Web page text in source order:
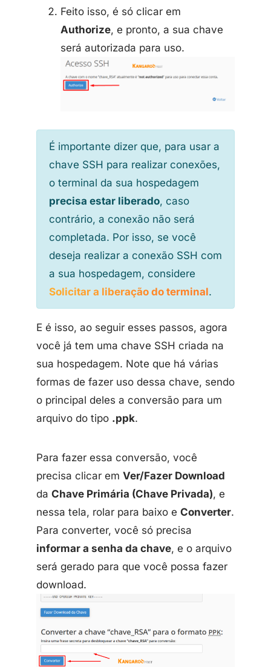
Feito isso, é só clicar em
Authorize, e pronto, a sua chave
será autorizada para uso.
É importante dizer que, para usar a
chave SSH para realizar conexões,
o terminal da sua hospedagem
precisa estar liberado, caso
contrário, a conexão não será
completada. Por isso, se você
deseja realizar a conexão SSH com
a sua hospedagem, considere
Solicitar a liberação do terminal.
E é isso, ao seguir esses passos, agora
você já tem uma chave SSH criada na
sua hospedagem. Note que há várias
formas de fazer uso dessa chave, sendo
o principal deles a conversão para um
arquivo do tipo .ppk.
Para fazer essa conversão, você
precisa clicar em Ver/Fazer Download
da Chave Primária (Chave Privada), e
nessa tela, rolar para baixo e Converter.
Para converter, você só precisa
informar a senha da chave, e o arquivo
será gerado para que você possa fazer
download.